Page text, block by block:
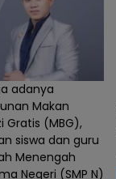
adanya
Makan
Gratis (MBG),
siswa dan guru
Menengah
Negeri (SMP N)